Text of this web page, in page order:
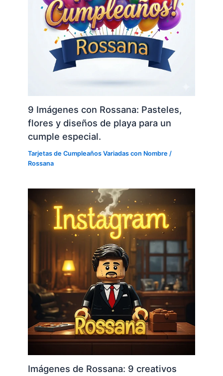
9 Imágenes con Rossana: Pasteles,
flores y diseños de playa para un
cumple especial.
Tarjetas de Cumpleaños Variadas con Nombre /
Rossana
Imágenes de Rossana: 9 creativos